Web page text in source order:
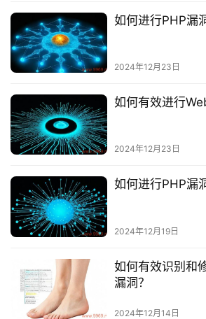
教
程
C
服
务
网
站
运
维
络
安
如何进行PHP漏
2024年12月23日
如何有效进行
2024年12月23日
如何进行PHP漏
2024年12月19日
如何有效识别和
漏洞？
2024年12月14日